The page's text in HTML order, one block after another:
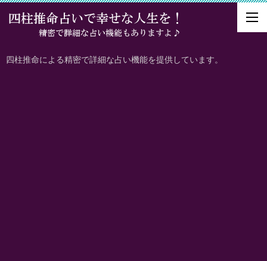
四柱推命による精密で詳細な占い機能を提供しています。